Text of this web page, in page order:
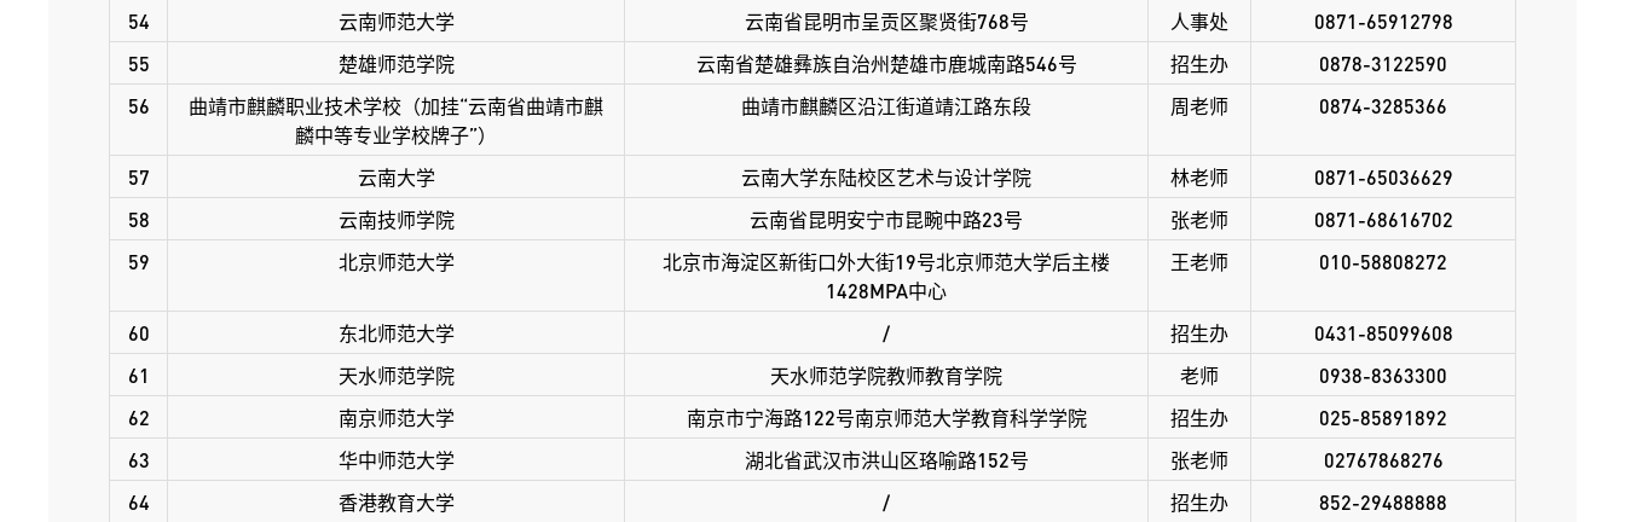
54 云南师范大学 云南省昆明市呈贡区聚贤街768号 人事处
0871-65912798
55
楚雄师范学院 云南省楚雄彝族自治州楚雄市鹿城南路546号 招生办
0878-3122590
56
曲靖市麒麟职业技术学校（加挂“云南省曲靖市麒
麟中等专业学校牌子”）
曲靖市麒麟区沿江街道靖江路东段 周老师 0874-3285366
57 云南大学 云南大学东陆校区艺术与设计学院 林老师
0871-65036629
58
云南技师学院 云南省昆明安宁市昆畹中路23号 张老师
0871-68616702
59
北京师范大学
北京市海淀区新街口外大街19号北京师范大学后主楼
1428MPA中心
王老师 010-58808272
60 东北师范大学 / 招生办
0431-85099608
61
天水师范学院 天水师范学院教师教育学院 老师
0938-8363300
62
南京师范大学 南京市宁海路122号南京师范大学教育科学学院 招生办
025-85891892
63
华中师范大学 湖北省武汉市洪山区珞喻路152号 张老师
02767868276
64
香港教育大学 / 招生办 852-29488888